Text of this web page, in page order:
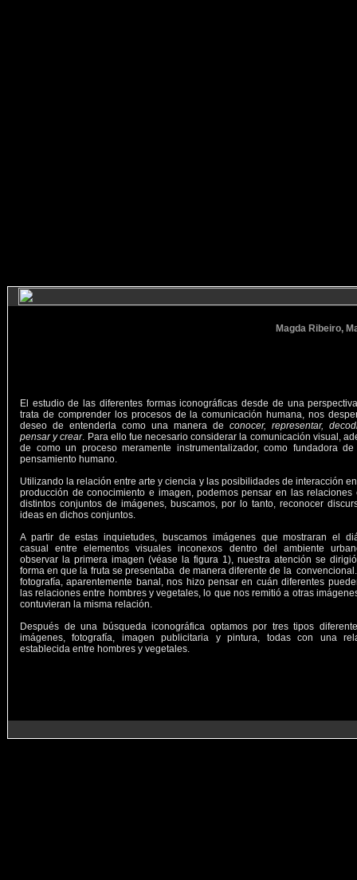
Magda Ribeiro,
El estudio de las diferentes formas iconográficas desde de una
trata de comprender los procesos de la comunicación humana, nos
deseo de entenderla como una manera de conocer, representar,
pensar y crear. Para ello fue necesario considerar la comunicación visual,
de como un proceso meramente instrumentalizador, como fundadora
pensamiento humano.
Utilizando la relación entre arte y ciencia y las posibilidades de interacción
producción de conocimiento e imagen, podemos pensar en las relaciones
distintos conjuntos de imágenes, buscamos, por lo tanto, reconocer
ideas en dichos conjuntos.
A partir de estas inquietudes, buscamos imágenes que mostraran el
casual entre elementos visuales inconexos dentro del ambiente
observar la primera imagen (véase la figura 1), nuestra atención se
forma en que la fruta se presentaba de manera diferente de la
fotografía, aparentemente banal, nos hizo pensar en cuán diferentes
las relaciones entre hombres y vegetales, lo que nos remitió a otras
contuvieran la misma relación.
Después de una búsqueda iconográfica optamos por tres tipos
imágenes, fotografía, imagen publicitaria y pintura, todas con una
establecida entre hombres y vegetales.